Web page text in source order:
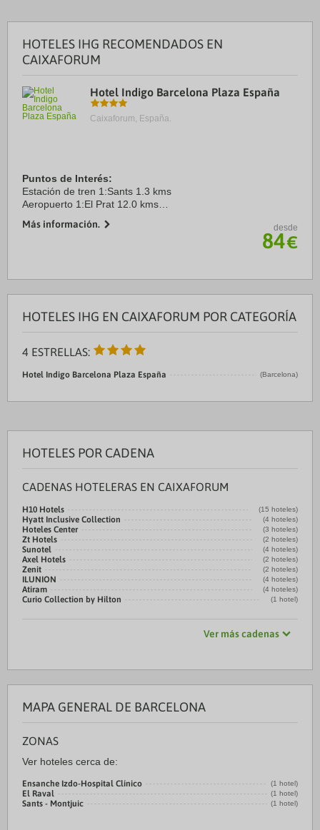
HOTELES IHG RECOMENDADOS EN
CAIXAFORUM
Hotel Indigo Barcelona Plaza España
Caixaforum, España.
Puntos de Interés:
Estación de tren 1:Sants 1.3 kms
Aeropuerto 1:El Prat 12.0 kms
Centro Ciudad:Plaça de Catalunya2.8 2.6 kms
Más información. desde
84€
HOTELES IHG EN CAIXAFORUM POR CATEGORÍA
4 ESTRELLAS:
Hotel Indigo Barcelona Plaza España (Barcelona)
HOTELES POR CADENA
CADENAS HOTELERAS EN CAIXAFORUM
H10 Hotels (15 hoteles)
Hyatt Inclusive Collection (4 hoteles)
Hoteles Center (3 hoteles)
Zt Hotels (2 hoteles)
Sunotel (4 hoteles)
Axel Hotels (2 hoteles)
Zenit (2 hoteles)
ILUNION (4 hoteles)
Atiram (4 hoteles)
Curio Collection by Hilton (1 hotel)
Ver más cadenas
MAPA GENERAL DE BARCELONA
ZONAS
Ver hoteles cerca de:
Ensanche Izdo-Hospital Clínico (1 hotel)
El Raval (1 hotel)
Sants - Montjuic (1 hotel)